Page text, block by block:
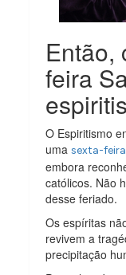
Então,
feira
O Espiritismo
umasexta-
embora
católicos. Não
desse feriado.
Os espíritas
revivem a
precipitação